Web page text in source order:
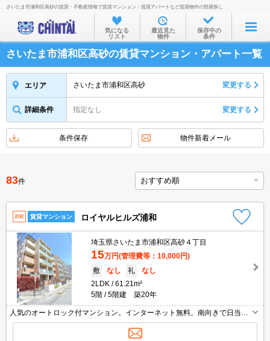
お部屋を探す
沿線・駅から
住所から
家賃相場から
物件特集から
不動産会社から
TOP
さいたま市浦和区高砂の賃貸・不動産情報で賃貸マンション・賃貸アパートなど賃貸物件の部屋探し
気になる
リスト
最近見た
物件
保存中の
条件
さいたま市浦和区高砂の賃貸マンション・アパート一覧
エリア さいたま市浦和区高砂 変更する
詳細条件 指定なし 変更する
条件保存 物件新着メール
83件
PR 賃貸マンション ロイヤルヒルズ浦和
埼玉県さいたま市浦和区高砂４丁目
15万円(管理費等：10,000円)
敷
なし 礼
なし
2LDK
61.21m²
5階
5階建 築20年
人気のオートロック付マンション。インターネット無料。南向きで日当り
良好。駅から明るい道のり。生活環境良好。最新の空室状況はお気軽にお
問い合わせ下さい。内見予約受付中。